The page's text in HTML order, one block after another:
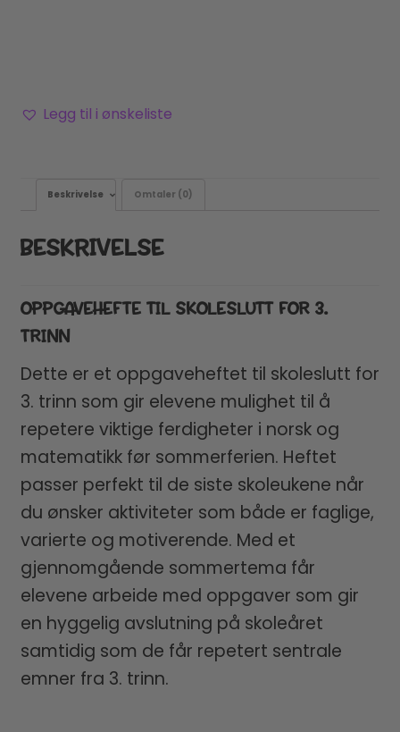
Legg til i ønskeliste
Beskrivelse Omtaler (0)
BESKRIVELSE
OPPGAVEHEFTE TIL SKOLESLUTT FOR 3.
TRINN
Dette er et oppgaveheftet til skoleslutt for
3. trinn som gir elevene mulighet til å
repetere viktige ferdigheter i norsk og
matematikk før sommerferien. Heftet
passer perfekt til de siste skoleukene når
du ønsker aktiviteter som både er faglige,
varierte og motiverende. Med et
gjennomgående sommertema får
elevene arbeide med oppgaver som gir
en hyggelig avslutning på skoleåret
samtidig som de får repetert sentrale
emner fra 3. trinn.